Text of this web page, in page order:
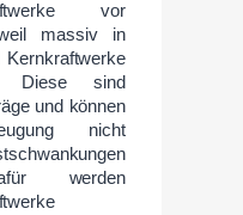
vor
massiv in
Diese sind
und können
nicht
werden